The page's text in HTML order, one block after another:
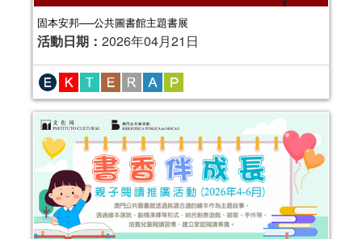
固本安邦──公共圖書館主題書展
活動日期： 2026年04月21日